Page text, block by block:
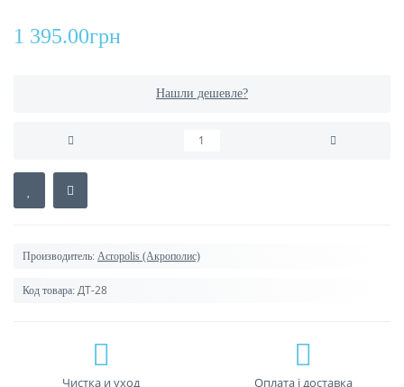
1 395.00грн
Нашли дешевле?
Производитель: Acropolis (Акрополис)
Код товара: ДТ-28
Чистка и уход Оплата і доставка